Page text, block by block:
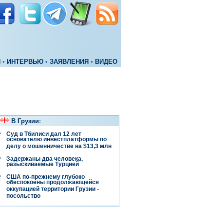
• ИНТЕРВЬЮ • ЗАЯВЛЕНИЯ • ВИДЕО
В Грузии:
Суд в Тбилиси дал 12 лет
основателю инвестплатформы по
делу о мошенничестве на $13,3 млн
Задержаны два человека,
разыскиваемые Турцией
США по-прежнему глубоко
обеспокоены продолжающейся
оккупацией территории Грузии -
посольство